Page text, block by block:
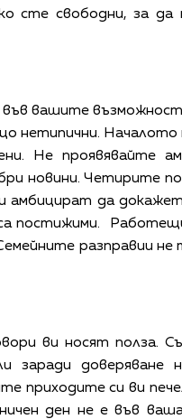
сте свободни, за
вашите
нетипични. Началото
Не проявявайте
новини. Четирите
да
постижими.
разправии
ви носят полза.
доверяване
приходите си ви
ден не е във